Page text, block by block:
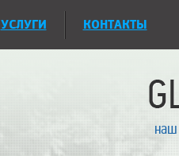
УСЛУГИ КОНТАКТЫ
наш